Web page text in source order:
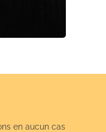
en aucun cas